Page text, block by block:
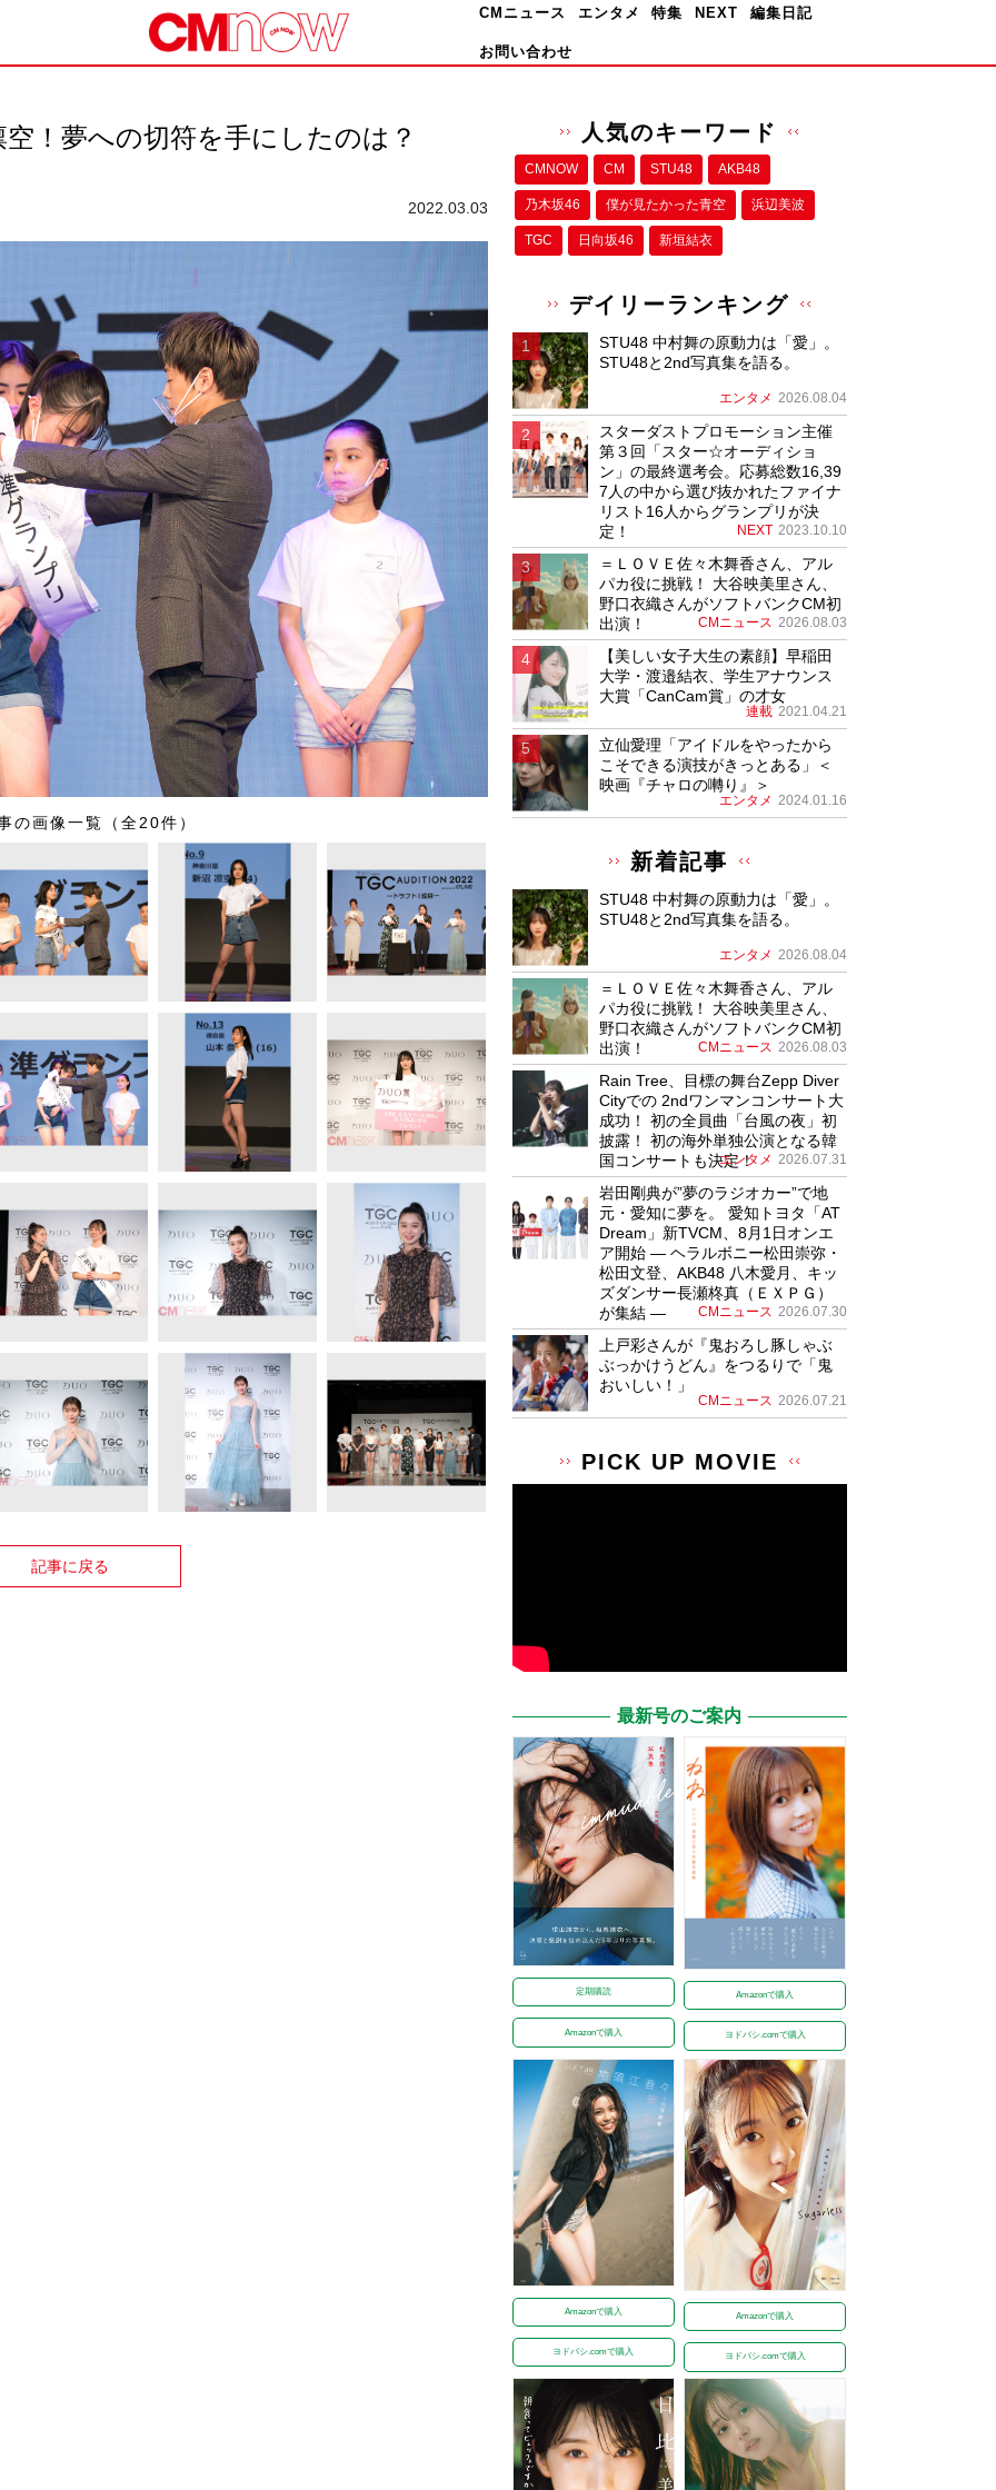
CMニュース エンタメ 特集 NEXT 編集日記
お問い合わせ
！夢への切符を手にしたのは？
2022.03.03
の画像一覧（全20件）
記事に戻る
人気のキーワード
CMNOW CM STU48 AKB48
乃木坂46 僕が⾒たかった⻘空 浜辺美波
TGC 日向坂46 新垣結衣
デイリーランキング
STU48 中村舞の原動力は「愛」。
STU48と2nd写真集を語る。
エンタメ 2026.08.04
スターダストプロモーション主催
第３回「スター☆オーディショ
ン」の最終選考会。応募総数16,39
7人の中から選び抜かれたファイナ
リスト16人からグランプリが決
定！
NEXT 2023.10.10
＝ＬＯＶＥ佐々木舞香さん、アル
パカ役に挑戦！ 大谷映美里さん、
野口衣織さんがソフトバンクCM初
出演！
CMニュース 2026.08.03
【美しい女子大生の素顔】早稲田
大学・渡邉結衣、学生アナウンス
大賞「CanCam賞」の才女
連載 2021.04.21
立仙愛理「アイドルをやったから
こそできる演技がきっとある」＜
映画『チャロの囀り』＞
エンタメ 2024.01.16
新着記事
STU48 中村舞の原動力は「愛」。
STU48と2nd写真集を語る。
エンタメ 2026.08.04
＝ＬＯＶＥ佐々木舞香さん、アル
パカ役に挑戦！ 大谷映美里さん、
野口衣織さんがソフトバンクCM初
出演！
CMニュース 2026.08.03
Rain Tree、目標の舞台Zepp Diver
Cityでの 2ndワンマンコンサート大
成功！ 初の全員曲「台風の夜」初
披露！ 初の海外単独公演となる韓
国コンサートも決定！
エンタメ 2026.07.31
岩田剛典が”夢のラジオカー”で地
元・愛知に夢を。 愛知トヨタ「AT
Dream」新TVCM、8月1日オンエ
ア開始 ― ヘラルボニー松田崇弥・
松田文登、AKB48 八木愛月、キッ
ズダンサー長瀬柊真（ＥＸＰＧ）
が集結 ―
CMニュース 2026.07.30
上戸彩さんが『鬼おろし豚しゃぶ
ぶっかけうどん』をつるりで「鬼
おいしい！」
CMニュース 2026.07.21
PICK UP MOVIE
最新号のご案内
定期購読
Amazonで購入
Amazonで購入
ヨドバシ.comで購入
Amazonで購入
ヨドバシ.comで購入
Amazonで購入
ヨドバシ.comで購入